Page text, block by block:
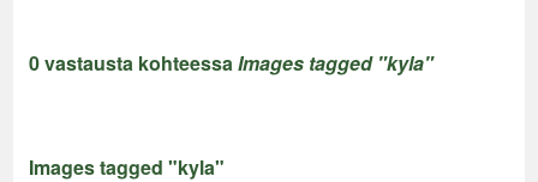
0 vastausta kohteessaImages tagged "kyla"
Images tagged "kyla"